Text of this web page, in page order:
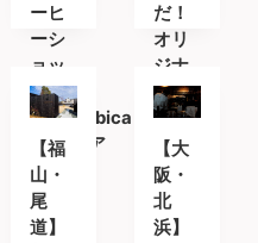
ーヒ
ーシ
ョッ
プ
「%Arabica
Kyoto(ア
ラビ
カキ
ョウ
だ！
オリ
ジナ
ルT
シャ
ツが
買え
るコ
ーヒ
【福
山・
尾
道】
【大
阪・
北
浜】